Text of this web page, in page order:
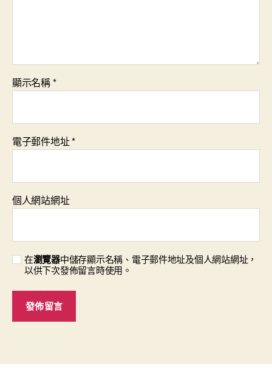
顯示名稱*
電子郵件地址*
個人網站網址
在瀏覽器中儲存顯示名稱、電子郵件地址及個人網站網址，
以供下次發佈留言時使用。